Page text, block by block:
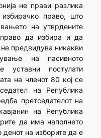
не прави разлика
право, што
на утврдените
право да избира и да
предвидува никакви
на пасивното
постулати
на членот 80 кој се
на Република
претседателот на
на Република
да има наполнето
на изборите да е